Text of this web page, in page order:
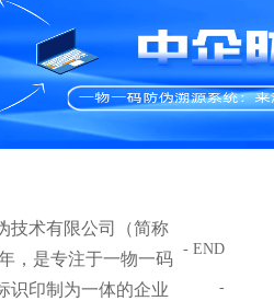
技术有限公司（简称
，是专注于一物一码
识印制为一体的企业
- END
-